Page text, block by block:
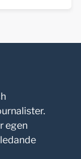
egen